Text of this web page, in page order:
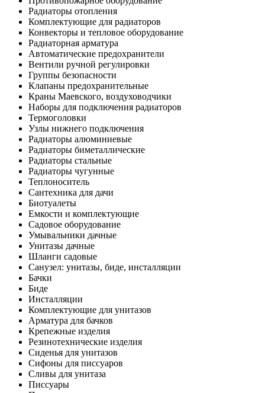
Радиаторы отопления
Комплектующие для радиаторов
Конвекторы и тепловое оборудование
Радиаторная арматура
Автоматические предохранители
Вентили ручной регулировки
Группы безопасности
Клапаны предохранительные
Краны Маевского, воздуховодчики
Наборы для подключения радиаторов
Термоголовки
Узлы нижнего подключения
Радиаторы алюминиевые
Радиаторы биметаллические
Радиаторы стальные
Радиаторы чугунные
Теплоноситель
Сантехника для дачи
Биотуалеты
Емкости и комплектующие
Садовое оборудование
Умывальники дачные
Унитазы дачные
Шланги садовые
Санузел: унитазы, биде, инсталляции
Бачки
Биде
Инсталляции
Комплектующие для унитазов
Арматура для бачков
Крепежные изделия
Резинотехнические изделия
Сиденья для унитазов
Сифоны для писсуаров
Сливы для унитаза
Писсуары